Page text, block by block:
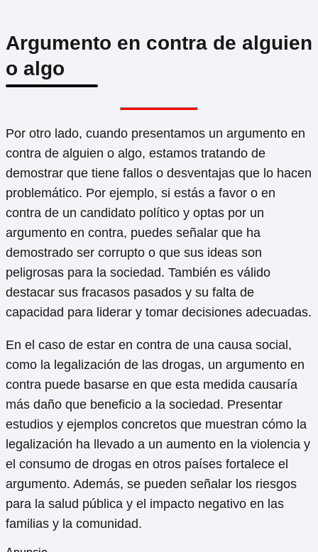
Argumento en contra de alguien
o algo
Por otro lado, cuando presentamos un argumento en
contra de alguien o algo, estamos tratando de
demostrar que tiene fallos o desventajas que lo hacen
problemático. Por ejemplo, si estás a favor o en
contra de un candidato político y optas por un
argumento en contra, puedes señalar que ha
demostrado ser corrupto o que sus ideas son
peligrosas para la sociedad. También es válido
destacar sus fracasos pasados y su falta de
capacidad para liderar y tomar decisiones adecuadas.
En el caso de estar en contra de una causa social,
como la legalización de las drogas, un argumento en
contra puede basarse en que esta medida causaría
más daño que beneficio a la sociedad. Presentar
estudios y ejemplos concretos que muestran cómo la
legalización ha llevado a un aumento en la violencia y
el consumo de drogas en otros países fortalece el
argumento. Además, se pueden señalar los riesgos
para la salud pública y el impacto negativo en las
familias y la comunidad.